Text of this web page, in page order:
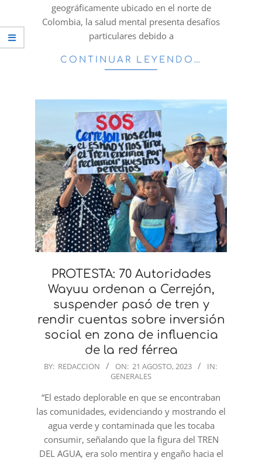
geográficamente ubicado en el norte de
Colombia, la salud mental presenta desafíos
particulares debido a
CONTINUAR LEYENDO…
PROTESTA: 70 Autoridades
Wayuu ordenan a Cerrejón,
suspender pasó de tren y
rendir cuentas sobre inversión
social en zona de influencia
de la red férrea
2023-
21
BY: REDACCION ON: 21 AGOSTO, 2023
IN:
GENERALES
“El estado deplorable en que se encontraban
las comunidades, evidenciando y mostrando el
agua verde y contaminada que les tocaba
consumir, señalando que la figura del TREN
DEL AGUA, era solo mentira y engaño hacia el